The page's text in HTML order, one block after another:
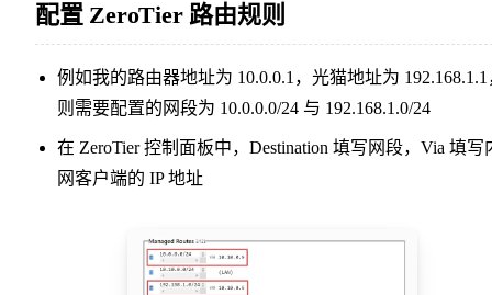
配置 ZeroTier 路由规则
例如我的路由器地址为 10.0.0.1，光猫地址为 192.168.1.1
则需要配置的网段为 10.0.0.0/24 与 192.168.1.0/24
在 ZeroTier 控制面板中，Destination 填写网段，Via 填写
网客户端的 IP 地址